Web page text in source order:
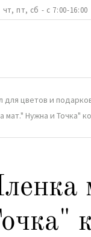
пт, сб - с 7:00-16:00
для цветов и
мат." Нужна и Точка"